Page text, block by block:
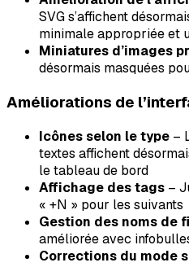
SVG s’affichent
minimale appropriée et
Miniatures d’images
désormais masquées
Améliorations de
Icônes selon le type –
textes affichent
le tableau de bord
Affichage des tags –
« +N » pour les suivants
Gestion des noms de
améliorée avec
Corrections du mode